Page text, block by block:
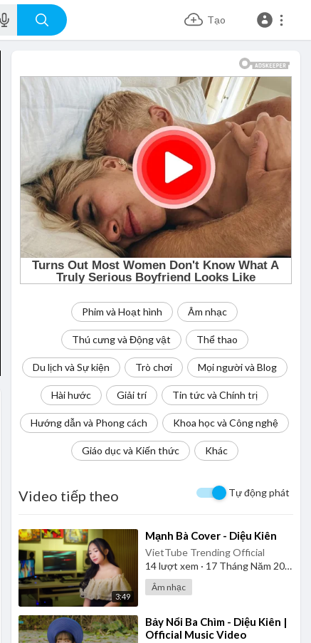
Tạo
Phim và Hoạt hình Âm nhạc
Thú cưng và Động vật Thể thao
Du lịch và Sự kiện Trò chơi Mọi người và Blog
Hài hước Giải trí Tin tức và Chính trị
Hướng dẫn và Phong cách Khoa học và Công nghệ
Giáo dục và Kiến thức Khác
Video tiếp theo Tự động phát
3:49
⁣Mạnh Bà Cover - Diệu Kiên
VietTube Trending Official
14lượt xem · 17 Tháng Năm 2026
Âm nhạc
⁣Bảy Nổi Ba Chìm - Diệu Kiên |
Official Music Video